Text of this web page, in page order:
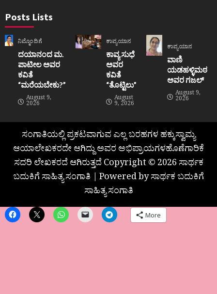
Posts Lists
ನಿಮ್ಮೊಂದಿಗೆ
ದಯಾನಂದ ಮ.
ಪಾಟೀಲ ಅವರ
ಕವಿತೆ
“ಮರೆಯಬೇಕು?”
August 9,
2026
ಕಾವ್ಯಯಾನ
ಕಾವ್ಯ ಸುಧೆ
ಅವರ
ಕವಿತೆ
“ತೊಟ್ಟಿಲು”
August
9, 2026
ಕಾವ್ಯಯಾನ
ವಾಣಿ
ಯಡಹಳ್ಳಿಮಠ
ಅವರ ಗಜಲ್
August 9,
2026
ಸಂಗಾತಿಯಲ್ಲಿ ಪ್ರಕಟವಾಗುವ ಎಲ್ಲ ಬರಹಗಳ ಹಕ್ಕುಸ್ವಾಮ್ಯ
ಆಯಾಲೇಖಕರದೇ ಆಗಿದ್ದು ಅವರ ಅಭಿಪ್ರಾಯಗಳಹೊಣೆಗಾರಿಕೆ
ಸದರಿ ಲೇಖಕರದೆ ಆಗಿರುತ್ತದೆ Copyright © 2026 ಸಾರ್ಥಕ
ಬದುಕಿಗೆ ಸಾಹಿತ್ಯ ಸಂಗಾತಿ | Powered by ಸಾರ್ಥಕ ಬದುಕಿಗೆ
ಸಾಹಿತ್ಯ ಸಂಗಾತಿ
More